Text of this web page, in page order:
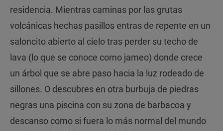
residencia. Mientras caminas por las grutas
volcánicas hechas pasillos entras de repente en un
saloncito abierto al cielo tras perder su techo de
lava (lo que se conoce como jameo) donde crece
un árbol que se abre paso hacia la luz rodeado de
sillones. O descubres en otra burbuja de piedras
negras una piscina con su zona de barbacoa y
descanso como si fuera lo más normal del mundo